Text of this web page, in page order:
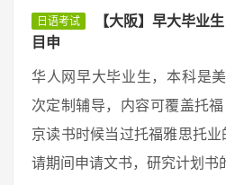
日语考试
【大阪】早大毕业
目申
华人网早大毕业生，本科是
次定制辅导，内容可覆盖托
京读书时候当过托福雅思托
请期间申请文书，研究计划书